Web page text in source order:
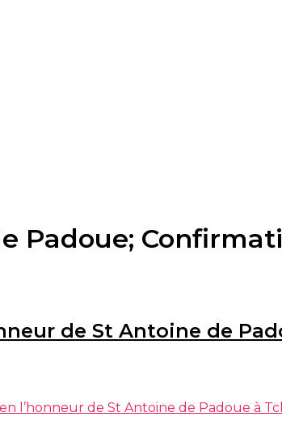
Padoue;
de St Antoine de
l’honneur de St Antoine de Padoue à